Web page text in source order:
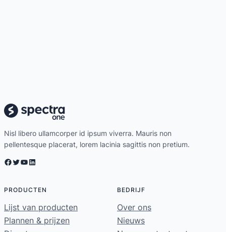
Nisl libero ullamcorper id ipsum viverra. Mauris non
pellentesque placerat, lorem lacinia sagittis non pretium.
Facebook Twitter YouTube LinkedIn
PRODUCTEN
Lijst van producten
Plannen & prijzen
BEDRIJF
Over ons
Nieuws